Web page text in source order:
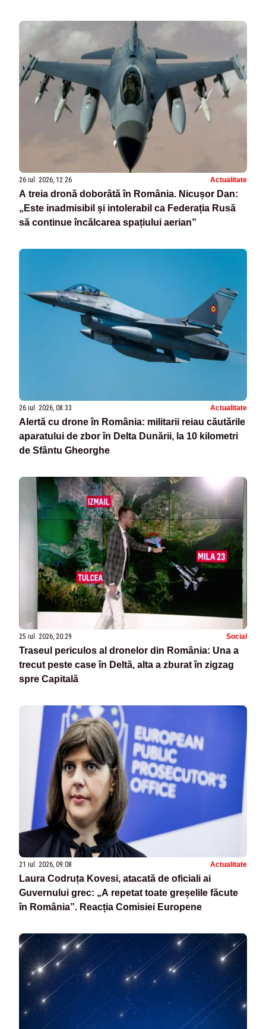
26 iul. 2026, 12:26 Actualitate
A treia dronă doborâtă în România. Nicușor Dan:
„Este inadmisibil și intolerabil ca Federația Rusă
să continue încălcarea spațiului aerian”
26 iul. 2026, 08:33 Actualitate
Alertă cu drone în România: militarii reiau căutările
aparatului de zbor în Delta Dunării, la 10 kilometri
de Sfântu Gheorghe
25 iul. 2026, 20:29 Social
Traseul periculos al dronelor din România: Una a
trecut peste case în Deltă, alta a zburat în zigzag
spre Capitală
21 iul. 2026, 09:08 Actualitate
Laura Codruța Kovesi, atacată de oficiali ai
Guvernului grec: „A repetat toate greșelile făcute
în România”. Reacția Comisiei Europene